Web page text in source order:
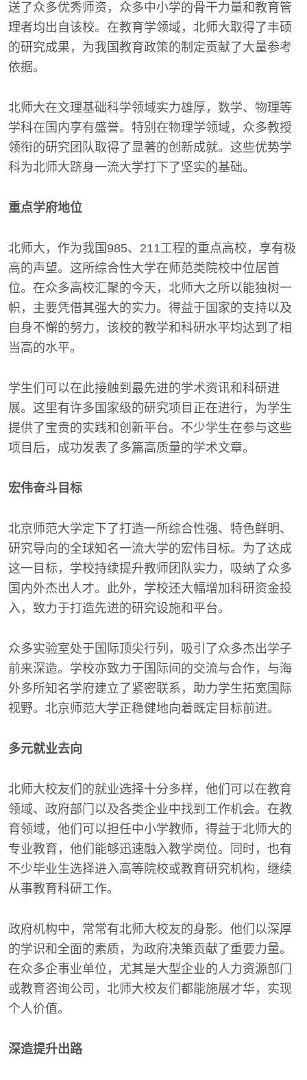
送了众多优秀师资，众多中小学的骨干力量和教育管
理者均出自该校。在教育学领域，北师大取得了丰硕
的研究成果，为我国教育政策的制定贡献了大量参考
依据。
北师大在文理基础科学领域实力雄厚，数学、物理等
学科在国内享有盛誉。特别在物理学领域，众多教授
领衔的研究团队取得了显著的创新成就。这些优势学
科为北师大跻身一流大学打下了坚实的基础。
重点学府地位
北师大，作为我国985、211工程的重点高校，享有极
高的声望。这所综合性大学在师范类院校中位居首
位。在众多高校汇聚的今天，北师大之所以能独树一
帜，主要凭借其强大的实力。得益于国家的支持以及
自身不懈的努力，该校的教学和科研水平均达到了相
当高的水平。
学生们可以在此接触到最先进的学术资讯和科研进
展。这里有许多国家级的研究项目正在进行，为学生
提供了宝贵的实践和创新平台。不少学生在参与这些
项目后，成功发表了多篇高质量的学术文章。
宏伟奋斗目标
北京师范大学定下了打造一所综合性强、特色鲜明、
研究导向的全球知名一流大学的宏伟目标。为了达成
这一目标，学校持续提升教师团队实力，吸纳了众多
国内外杰出人才。此外，学校还大幅增加科研资金投
入，致力于打造先进的研究设施和平台。
众多实验室处于国际顶尖行列，吸引了众多杰出学子
前来深造。学校亦致力于国际间的交流与合作，与海
外多所知名学府建立了紧密联系，助力学生拓宽国际
视野。北京师范大学正稳健地向着既定目标前进。
多元就业去向
北师大校友们的就业选择十分多样，他们可以在教育
领域、政府部门以及各类企业中找到工作机会。在教
育领域，他们可以担任中小学教师，得益于北师大的
专业教育，他们能够迅速融入教学岗位。同时，也有
不少毕业生选择进入高等院校或教育研究机构，继续
从事教育科研工作。
政府机构中，常常有北师大校友的身影。他们以深厚
的学识和全面的素质，为政府决策贡献了重要力量。
在众多企事业单位，尤其是大型企业的人力资源部门
或教育咨询公司，北师大校友们都能施展才华，实现
个人价值。
深造提升出路